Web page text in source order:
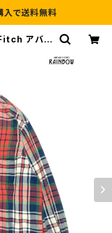
で送料無料
アバク
ンネル 長袖
| 古着屋R